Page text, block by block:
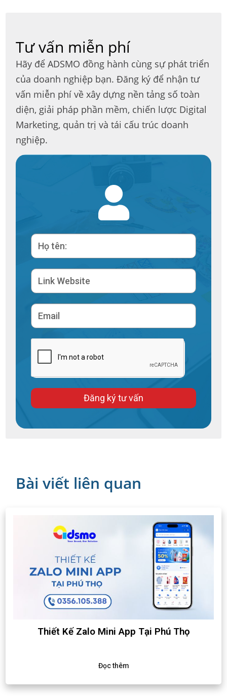
Tư vấn miễn phí
Hãy để ADSMO đồng hành cùng sự phát triển
của doanh nghiệp bạn. Đăng ký để nhận tư
vấn miễn phí về xây dựng nền tảng số toàn
diện, giải pháp phần mềm, chiến lược Digital
Marketing, quản trị và tái cấu trúc doanh
nghiệp.
Đăng ký tư vấn
Bài viết liên quan
Thiết Kế Zalo Mini App Tại Phú Thọ
Đọc thêm